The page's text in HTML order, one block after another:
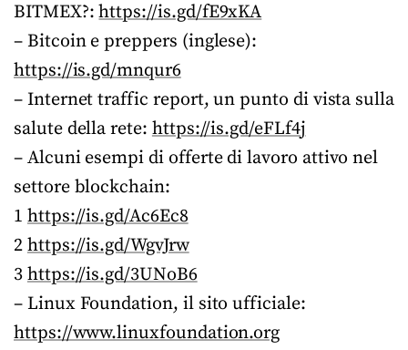
BITMEX?:https://is.gd/fE9xKA
– Bitcoin e preppers (inglese):
https://is.gd/mnqur6
– Internet traffic report, un punto di vista sulla
salute della rete: https://is.gd/eFLf4j
– Alcuni esempi di offerte di lavoro attivo nel
settore blockchain:
1 https://is.gd/Ac6Ec8
2 https://is.gd/WgvJrw
3 https://is.gd/3UNoB6
– Linux Foundation, il sito ufficiale:
https://www.linuxfoundation.org